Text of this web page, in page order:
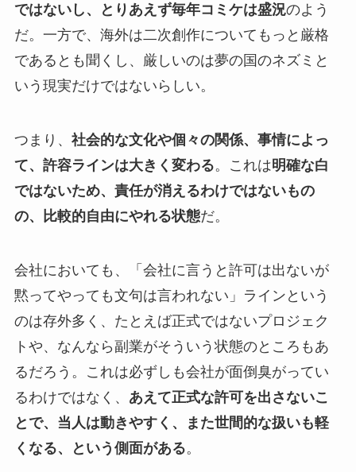
ではないし、とりあえず毎年コミケは盛況のよう
だ。一方で、海外は二次創作についてもっと厳格
であるとも聞くし、厳しいのは夢の国のネズミと
いう現実だけではないらしい。
つまり、 社会的な文化や個々の関係、事情によっ
て、許容ラインは大きく変わる。これは明確な白
ではないため、責任が消えるわけではないもの
の、比較的自由にやれる状態だ。
会社においても、「会社に言うと許可は出ないが
黙ってやっても文句は言われない」ラインという
のは存外多く、たとえば正式ではないプロジェク
トや、なんなら副業がそういう状態のところもあ
るだろう。これは必ずしも会社が面倒臭がってい
るわけではなく、 あえて正式な許可を出さないこ
とで、当人は動きやすく、また世間的な扱いも軽
くなる、という側面がある。